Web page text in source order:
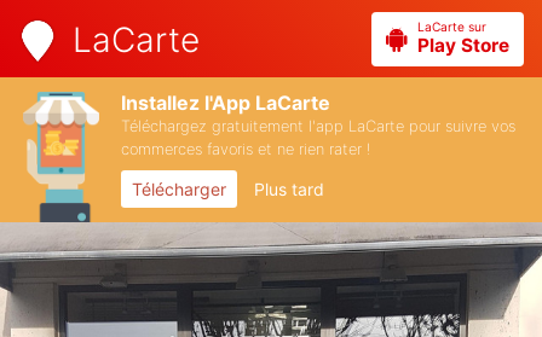
LaCarte LaCarte sur
Play Store
Installez l'App LaCarte
Téléchargez gratuitement l'app LaCarte pour suivre vos
commerces favoris et ne rien rater !
Télécharger Plus tard